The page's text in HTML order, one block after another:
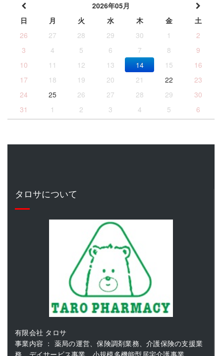
2026年05月
日
月 火 水 木 金
土
26
27 28 29 30 1
2
3
4 5 6 7 8
9
10
11 12 13 14 15
16
17
18 19 20 21 22
23
24
25 26 27 28 29
30
31
1 2 3 4 5 6
タロサについて
有限会社 タロサ
事業内容 ： 薬局の運営、保険調剤業務、介護保険の支援業